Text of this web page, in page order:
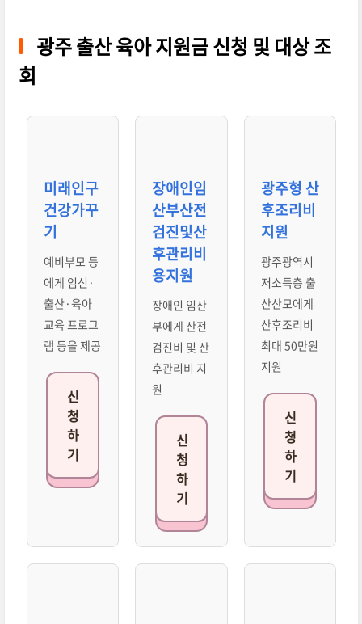
광주 출산 육아 지원금 신청 및 대상 조
회
미래인구
건강가꾸
기
예비부모 등
에게 임신·
출산·육아
교육 프로그
램 등을 제공
신
청
하
기
장애인임
산부산전
검진및산
후관리비
용지원
장애인 임산
부에게 산전
검진비 및 산
후관리비 지
원
신
청
하
기
광주형 산
후조리비
지원
광주광역시
저소득층 출
산산모에게
산후조리비
최대 50만원
지원
신
청
하
기